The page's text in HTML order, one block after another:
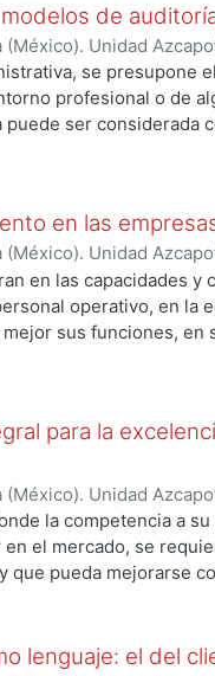
de
Unidad
)Cisneros, Miguel Ángel
se presupone
profesional o de
ser considerada
partir de un marco
al auditar
este artículo se
en las
Unidad
)Pruneda Padilla, Juan
en las capacidades y
operativo, en la
sus funciones, en
la Construcción, se
y los
para la
Unidad
)Flores Bustamante,
la competencia a
el mercado, se
que pueda mejorarse
de forma
para el cumplimiento
lenguaje: el del